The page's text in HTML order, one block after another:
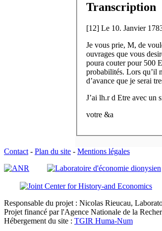
Transcription
[12] Le 10. Janvier
Je vous prie, M, de
ouvrages que vous
poura couter pour 500
probabilités. Lors qu’il
d’avance que je serai
J’ai lh.rd Etre avec un
votre &a
Contact - Plan du site - Mentions légales
Responsable du projet : Nicolas Rieucau,
Projet financé par l'Agence Nationale de la
Hébergement du site : TGIR Huma-Num